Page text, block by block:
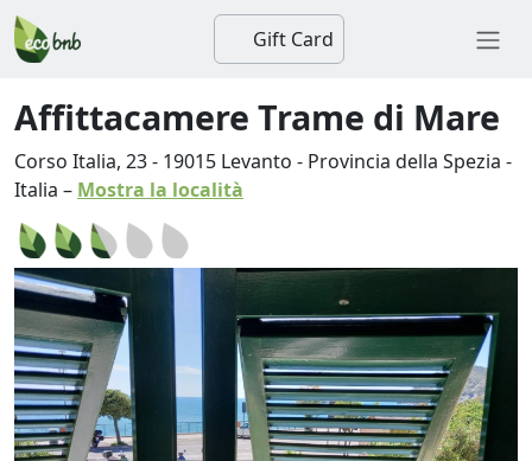
Gift Card
Affittacamere Trame di Mare
Corso Italia, 23- 19015 Levanto - Provincia della Spezia -
Italia – Mostra la località